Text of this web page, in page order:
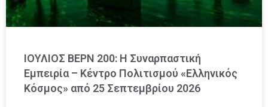
ΙΟΥΛΙΟΣ ΒΕΡΝ 200: Η Συναρπαστική
Εμπειρία – Κέντρο Πολιτισμού «Ελληνικός
Κόσμος» από 25 Σεπτεμβρίου 2026